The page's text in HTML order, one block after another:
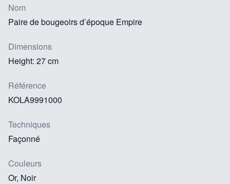
Nom
Paire de bougeoirs d’époque Empire
Dimensions
Height: 27 cm
Référence
KOLA9991000
Techniques
Façonné
Couleurs
Or, Noir